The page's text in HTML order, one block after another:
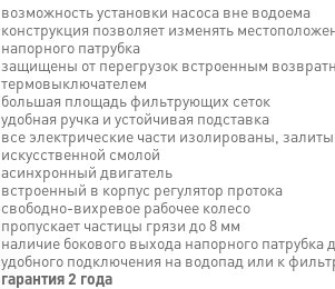
возможность установки насоса вне водоема
конструкция позволяет изменять
напорного патрубка
защищены от перегрузок встроенным
термовыключателем
большая площадь фильтрующих сеток
удобная ручка и устойчивая подставка
все электрические части изолированы, залиты
искусственной смолой
асинхронный двигатель
встроенный в корпус регулятор протока
свободно-вихревое рабочее колесо
пропускает частицы грязи до 8 мм
наличие бокового выхода напорного патрубка
удобного подключения на водопад или к
гарантия 2 года